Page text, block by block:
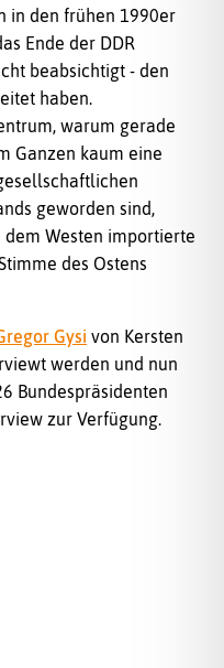
in den frühen 1990er
Ende der DDR
beabsichtigt - den
haben.
warum gerade
Ganzen kaum eine
geworden sind,
Westen importierte
des Ostens
Gysi von Kersten
werden und nun
Bundespräsidenten
zur Verfügung.